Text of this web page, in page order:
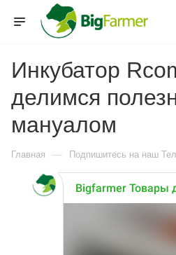
Инкубатор
делимся
мануалом
Главная — Подпишитесь на наш